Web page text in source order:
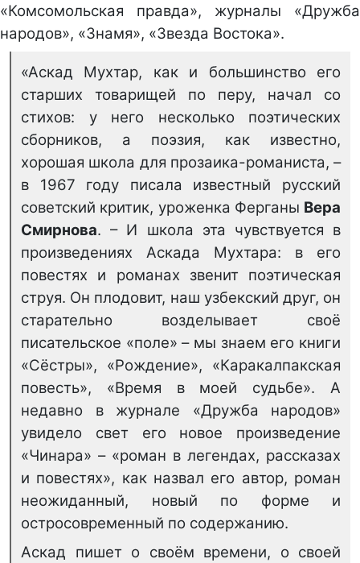
«Комсомольская правда», журналы «Дружба
народов», «Знамя», «Звезда Востока».
«Аскад Мухтар, как и большинство его
старших товарищей по перу, начал со
стихов: у него несколько поэтических
сборников, а поэзия, как известно,
хорошая школа для прозаика-романиста, –
в 1967 году писала известный русский
советский критик, уроженка Ферганы Вера
Смирнова. – И школа эта чувствуется в
произведениях Аскада Мухтара: в его
повестях и романах звенит поэтическая
струя. Он плодовит, наш узбекский друг, он
старательно возделывает своё
писательское «поле» – мы знаем его книги
«Сёстры», «Рождение», «Каракалпакская
повесть», «Время в моей судьбе». А
недавно в журнале «Дружба народов»
увидело свет его новое произведение
«Чинара» – «роман в легендах, рассказах
и повестях», как назвал его автор, роман
неожиданный, новый по форме и
остросовременный по содержанию.
Аскад пишет о своём времени, о своей